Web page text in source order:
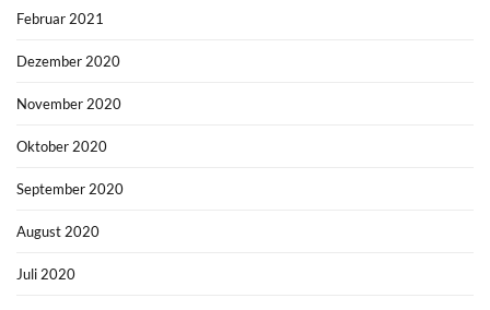
Februar 2021
Dezember 2020
November 2020
Oktober 2020
September 2020
August 2020
Juli 2020